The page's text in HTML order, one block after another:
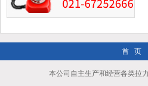
首 页
本公司自主生产和经营各类拉